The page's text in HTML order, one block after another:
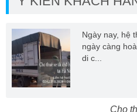
Ngày nay, hệ
ngày càng
di c...
Cho